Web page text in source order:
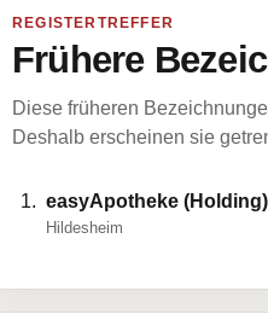
REGISTERTREFFER
Frühere
Diese früheren
Deshalb erscheinen sie
easyApotheke
Hildesheim